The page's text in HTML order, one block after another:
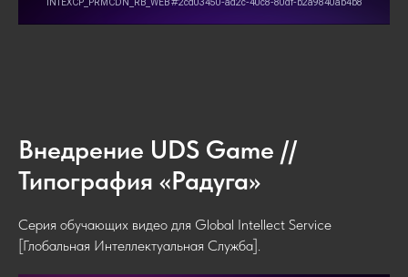
Внедрение UDS Game //
Типография «Радуга»
Серия обучающих видео для Global Intellect Service
[Глобальная Интеллектуальная Служба].